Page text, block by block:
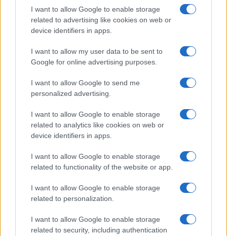
I want to allow Google to enable storage
related to advertising like cookies on web or
device identifiers in apps.
I want to allow my user data to be sent to
Google for online advertising purposes.
I want to allow Google to send me
personalized advertising.
I want to allow Google to enable storage
related to analytics like cookies on web or
device identifiers in apps.
I want to allow Google to enable storage
related to functionality of the website or app.
I want to allow Google to enable storage
related to personalization.
I want to allow Google to enable storage
related to security, including authentication
ICA Milano presenta mostre, concerti e letture per
l’autunno 2026
NEWS E ATTUALITÀ